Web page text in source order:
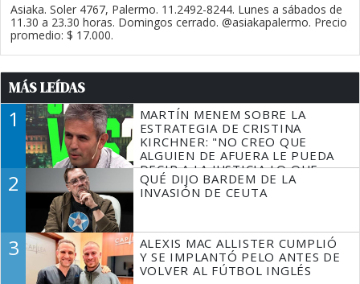
Asiaka. Soler 4767, Palermo. 11.2492-8244. Lunes a sábados de
11.30 a 23.30 horas. Domingos cerrado. @asiakapalermo. Precio
promedio: $ 17.000.
MÁS LEÍDAS
1
MARTÍN MENEM SOBRE LA
ESTRATEGIA DE CRISTINA
KIRCHNER: "NO CREO QUE
ALGUIEN DE AFUERA LE PUEDA
DECIR A LA JUSTICIA LO QUE
TIENE QUE HACER"
2
QUÉ DIJO BARDEM DE LA
INVASIÓN DE CEUTA
3
ALEXIS MAC ALLISTER CUMPLIÓ
Y SE IMPLANTÓ PELO ANTES DE
VOLVER AL FÚTBOL INGLÉS